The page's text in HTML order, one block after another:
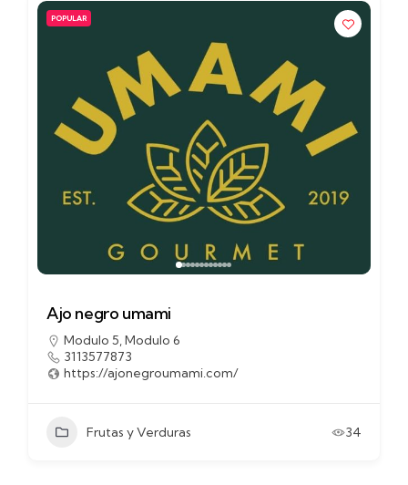
POPULAR
Ajo negro umami
Modulo 5,Modulo 6
3113577873
https://ajonegroumami.com/
Frutas y Verduras 34